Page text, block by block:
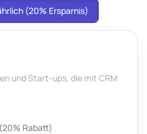
(20% Ersparnis)
und Start-ups, die mit CRM
Rabatt)